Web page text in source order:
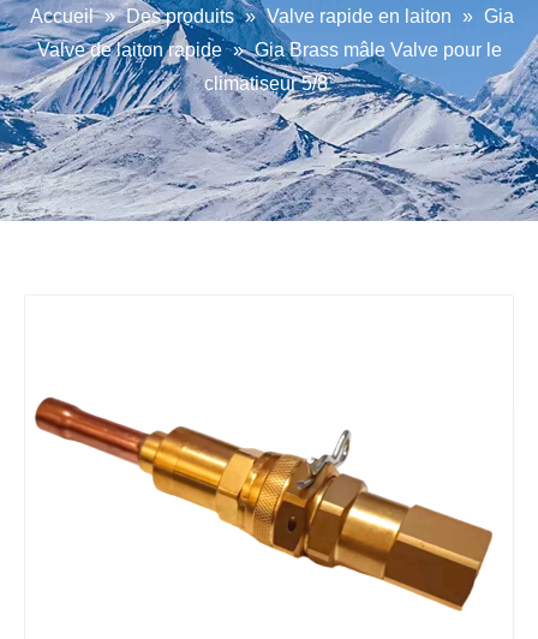
Accueil » Des produits » Valve rapide en laiton » Gia
Valve de laiton rapide » Gia Brass mâle Valve pour le
climatiseur 5/8